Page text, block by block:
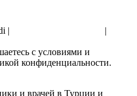
|
|
с условиями и
конфиденциальности.
и врачей в Турции и